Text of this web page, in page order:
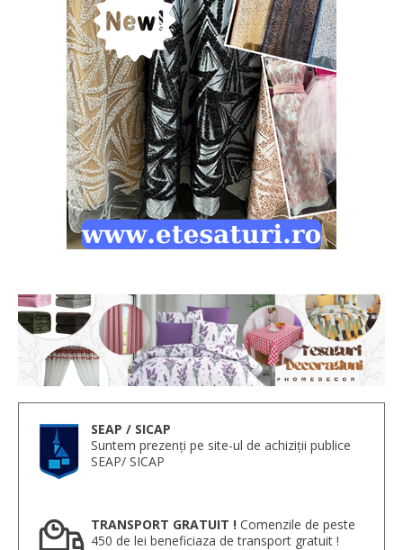
SEAP / SICAP
Suntem prezenți pe site-ul de achiziții publice
SEAP/ SICAP
TRANSPORT GRATUIT ! Comenzile de peste
450 de lei beneficiaza de transport gratuit !